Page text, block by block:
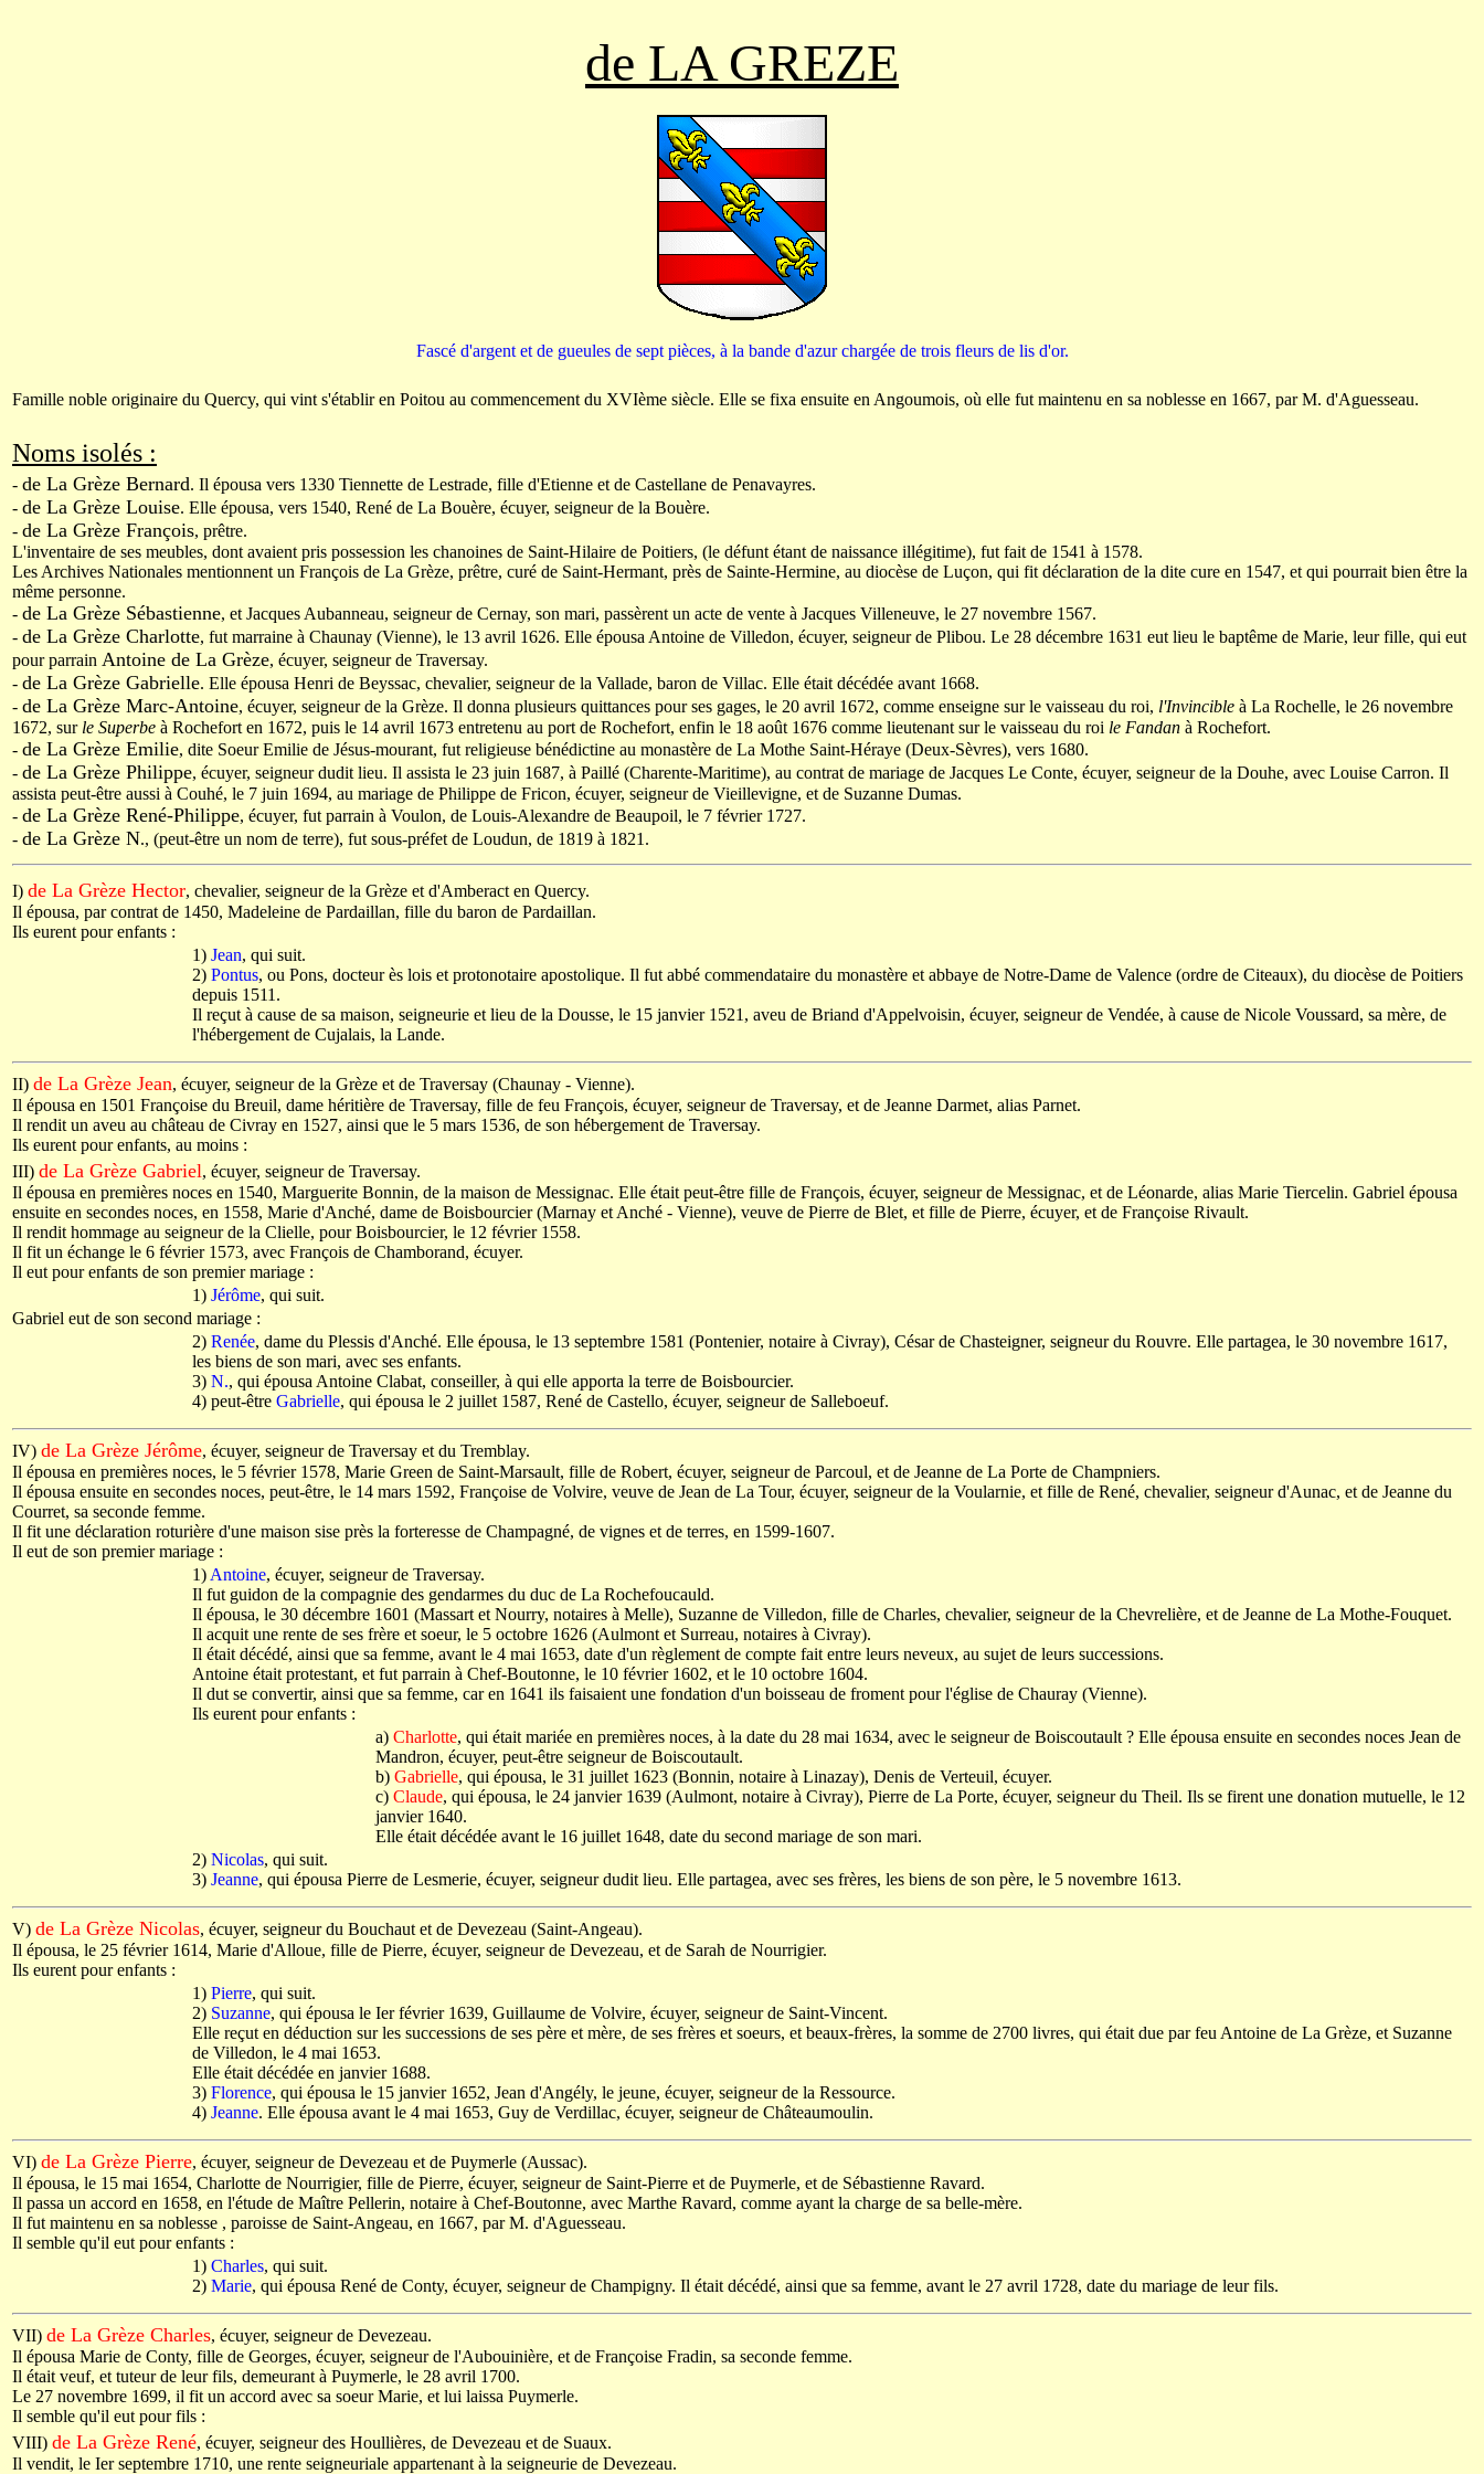
de LA GREZE
Fascé d'argent et de gueules de sept pièces, à la bande d'azur chargée de trois fleurs de lis d'or.
Famille noble originaire du Quercy, qui vint s'établir en Poitou au commencement du XVIème siècle. Elle se fixa ensuite en Angoumois, où elle fut maintenu en sa noblesse en 1667, par M. d'Aguesseau.
Noms isolés :
- de La Grèze Bernard. Il épousa vers 1330 Tiennette de Lestrade, fille d'Etienne et de Castellane de Penavayres.
- de La Grèze Louise. Elle épousa, vers 1540, René de La Bouère, écuyer, seigneur de la Bouère.
- de La Grèze François, prêtre.
L'inventaire de ses meubles, dont avaient pris possession les chanoines de Saint-Hilaire de Poitiers, (le défunt étant de naissance illégitime), fut fait de 1541 à 1578.
Les Archives Nationales mentionnent un François de La Grèze, prêtre, curé de Saint-Hermant, près de Sainte-Hermine, au diocèse de Luçon, qui fit déclaration de la dite cure en 1547, et qui pourrait bien être la
même personne.
- de La Grèze Sébastienne, et Jacques Aubanneau, seigneur de Cernay, son mari, passèrent un acte de vente à Jacques Villeneuve, le 27 novembre 1567.
- de La Grèze Charlotte, fut marraine à Chaunay (Vienne), le 13 avril 1626. Elle épousa Antoine de Villedon, écuyer, seigneur de Plibou. Le 28 décembre 1631 eut lieu le baptême de Marie, leur fille, qui eut
pour parrain Antoine de La Grèze, écuyer, seigneur de Traversay.
- de La Grèze Gabrielle. Elle épousa Henri de Beyssac, chevalier, seigneur de la Vallade, baron de Villac. Elle était décédée avant 1668.
- de La Grèze Marc-Antoine, écuyer, seigneur de la Grèze. Il donna plusieurs quittances pour ses gages, le 20 avril 1672, comme enseigne sur le vaisseau du roi, l'Invincible à La Rochelle, le 26 novembre
1672, sur le Superbe à Rochefort en 1672, puis le 14 avril 1673 entretenu au port de Rochefort, enfin le 18 août 1676 comme lieutenant sur le vaisseau du roi le Fandan à Rochefort.
- de La Grèze Emilie, dite Soeur Emilie de Jésus-mourant, fut religieuse bénédictine au monastère de La Mothe Saint-Héraye (Deux-Sèvres), vers 1680.
- de La Grèze Philippe, écuyer, seigneur dudit lieu. Il assista le 23 juin 1687, à Paillé (Charente-Maritime), au contrat de mariage de Jacques Le Conte, écuyer, seigneur de la Douhe, avec Louise Carron. Il
assista peut-être aussi à Couhé, le 7 juin 1694, au mariage de Philippe de Fricon, écuyer, seigneur de Vieillevigne, et de Suzanne Dumas.
- de La Grèze René-Philippe, écuyer, fut parrain à Voulon, de Louis-Alexandre de Beaupoil, le 7 février 1727.
- de La Grèze N., (peut-être un nom de terre), fut sous-préfet de Loudun, de 1819 à 1821.
I) de La Grèze Hector, chevalier, seigneur de la Grèze et d'Amberact en Quercy.
Il épousa, par contrat de 1450, Madeleine de Pardaillan, fille du baron de Pardaillan.
Ils eurent pour enfants :
1) Jean, qui suit.
2) Pontus, ou Pons, docteur ès lois et protonotaire apostolique. Il fut abbé commendataire du monastère et abbaye de Notre-Dame de Valence (ordre de Citeaux), du diocèse de Poitiers
depuis 1511.
Il reçut à cause de sa maison, seigneurie et lieu de la Dousse, le 15 janvier 1521, aveu de Briand d'Appelvoisin, écuyer, seigneur de Vendée, à cause de Nicole Voussard, sa mère, de
l'hébergement de Cujalais, la Lande.
II) de La Grèze Jean, écuyer, seigneur de la Grèze et de Traversay (Chaunay - Vienne).
Il épousa en 1501 Françoise du Breuil, dame héritière de Traversay, fille de feu François, écuyer, seigneur de Traversay, et de Jeanne Darmet, alias Parnet.
Il rendit un aveu au château de Civray en 1527, ainsi que le 5 mars 1536, de son hébergement de Traversay.
Ils eurent pour enfants, au moins :
III) de La Grèze Gabriel, écuyer, seigneur de Traversay.
Il épousa en premières noces en 1540, Marguerite Bonnin, de la maison de Messignac. Elle était peut-être fille de François, écuyer, seigneur de Messignac, et de Léonarde, alias Marie Tiercelin. Gabriel épousa
ensuite en secondes noces, en 1558, Marie d'Anché, dame de Boisbourcier (Marnay et Anché - Vienne), veuve de Pierre de Blet, et fille de Pierre, écuyer, et de Françoise Rivault.
Il rendit hommage au seigneur de la Clielle, pour Boisbourcier, le 12 février 1558.
Il fit un échange le 6 février 1573, avec François de Chamborand, écuyer.
Il eut pour enfants de son premier mariage :
1) Jérôme, qui suit.
Gabriel eut de son second mariage :
2) Renée, dame du Plessis d'Anché. Elle épousa, le 13 septembre 1581 (Pontenier, notaire à Civray), César de Chasteigner, seigneur du Rouvre. Elle partagea, le 30 novembre 1617,
les biens de son mari, avec ses enfants.
3) N., qui épousa Antoine Clabat, conseiller, à qui elle apporta la terre de Boisbourcier.
4) peut-être Gabrielle, qui épousa le 2 juillet 1587, René de Castello, écuyer, seigneur de Salleboeuf.
IV) de La Grèze Jérôme, écuyer, seigneur de Traversay et du Tremblay.
Il épousa en premières noces, le 5 février 1578, Marie Green de Saint-Marsault, fille de Robert, écuyer, seigneur de Parcoul, et de Jeanne de La Porte de Champniers.
Il épousa ensuite en secondes noces, peut-être, le 14 mars 1592, Françoise de Volvire, veuve de Jean de La Tour, écuyer, seigneur de la Voularnie, et fille de René, chevalier, seigneur d'Aunac, et de Jeanne du
Courret, sa seconde femme.
Il fit une déclaration roturière d'une maison sise près la forteresse de Champagné, de vignes et de terres, en 1599-1607.
Il eut de son premier mariage :
1) Antoine, écuyer, seigneur de Traversay.
Il fut guidon de la compagnie des gendarmes du duc de La Rochefoucauld.
Il épousa, le 30 décembre 1601 (Massart et Nourry, notaires à Melle), Suzanne de Villedon, fille de Charles, chevalier, seigneur de la Chevrelière, et de Jeanne de La Mothe-Fouquet.
Il acquit une rente de ses frère et soeur, le 5 octobre 1626 (Aulmont et Surreau, notaires à Civray).
Il était décédé, ainsi que sa femme, avant le 4 mai 1653, date d'un règlement de compte fait entre leurs neveux, au sujet de leurs successions.
Antoine était protestant, et fut parrain à Chef-Boutonne, le 10 février 1602, et le 10 octobre 1604.
Il dut se convertir, ainsi que sa femme, car en 1641 ils faisaient une fondation d'un boisseau de froment pour l'église de Chauray (Vienne).
Ils eurent pour enfants :
a) Charlotte, qui était mariée en premières noces, à la date du 28 mai 1634, avec le seigneur de Boiscoutault ? Elle épousa ensuite en secondes noces Jean de
Mandron, écuyer, peut-être seigneur de Boiscoutault.
b) Gabrielle, qui épousa, le 31 juillet 1623 (Bonnin, notaire à Linazay), Denis de Verteuil, écuyer.
c) Claude, qui épousa, le 24 janvier 1639 (Aulmont, notaire à Civray), Pierre de La Porte, écuyer, seigneur du Theil. Ils se firent une donation mutuelle, le 12
janvier 1640.
Elle était décédée avant le 16 juillet 1648, date du second mariage de son mari.
2) Nicolas, qui suit.
3) Jeanne, qui épousa Pierre de Lesmerie, écuyer, seigneur dudit lieu. Elle partagea, avec ses frères, les biens de son père, le 5 novembre 1613.
V) de La Grèze Nicolas, écuyer, seigneur du Bouchaut et de Devezeau (Saint-Angeau).
Il épousa, le 25 février 1614, Marie d'Alloue, fille de Pierre, écuyer, seigneur de Devezeau, et de Sarah de Nourrigier.
Ils eurent pour enfants :
1) Pierre, qui suit.
2) Suzanne, qui épousa le Ier février 1639, Guillaume de Volvire, écuyer, seigneur de Saint-Vincent.
Elle reçut en déduction sur les successions de ses père et mère, de ses frères et soeurs, et beaux-frères, la somme de 2700 livres, qui était due par feu Antoine de La Grèze, et Suzanne
de Villedon, le 4 mai 1653.
Elle était décédée en janvier 1688.
3) Florence, qui épousa le 15 janvier 1652, Jean d'Angély, le jeune, écuyer, seigneur de la Ressource.
4) Jeanne. Elle épousa avant le 4 mai 1653, Guy de Verdillac, écuyer, seigneur de Châteaumoulin.
VI) de La Grèze Pierre, écuyer, seigneur de Devezeau et de Puymerle (Aussac).
Il épousa, le 15 mai 1654, Charlotte de Nourrigier, fille de Pierre, écuyer, seigneur de Saint-Pierre et de Puymerle, et de Sébastienne Ravard.
Il passa un accord en 1658, en l'étude de Maître Pellerin, notaire à Chef-Boutonne, avec Marthe Ravard, comme ayant la charge de sa belle-mère.
Il fut maintenu en sa noblesse , paroisse de Saint-Angeau, en 1667, par M. d'Aguesseau.
Il semble qu'il eut pour enfants :
1) Charles, qui suit.
2) Marie, qui épousa René de Conty, écuyer, seigneur de Champigny. Il était décédé, ainsi que sa femme, avant le 27 avril 1728, date du mariage de leur fils.
VII) de La Grèze Charles, écuyer, seigneur de Devezeau.
Il épousa Marie de Conty, fille de Georges, écuyer, seigneur de l'Aubouinière, et de Françoise Fradin, sa seconde femme.
Il était veuf, et tuteur de leur fils, demeurant à Puymerle, le 28 avril 1700.
Le 27 novembre 1699, il fit un accord avec sa soeur Marie, et lui laissa Puymerle.
Il semble qu'il eut pour fils :
VIII) de La Grèze René, écuyer, seigneur des Houllières, de Devezeau et de Suaux.
Il vendit, le Ier septembre 1710, une rente seigneuriale appartenant à la seigneurie de Devezeau.